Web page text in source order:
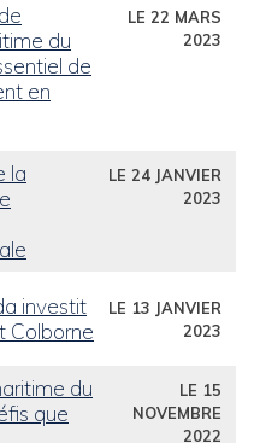
du
de
en
LE 22 MARS
2023
la
LE 24 JANVIER
2023
investit
Colborne
LE 13 JANVIER
2023
du
que
LE 15
NOVEMBRE
2022